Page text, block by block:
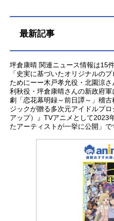
最新記事
坪倉康晴 関連ニュース情報は15
「史実に基づいたオリジナルの
ためにーー木戸孝允役・北園涼
利秋役・坪倉康晴さんの新政府
劇「恋花幕明録～前日譚～」稽
ジックが贈る多次元アイドルプ
アップ）』TVアニメとして2023
たアーティストが一挙に公開」で